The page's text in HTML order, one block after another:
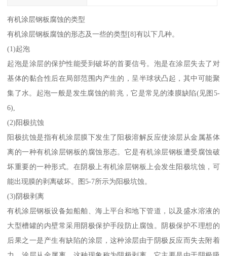
有机涂层钢板腐蚀的类型
有机涂层钢板腐蚀的形态及一些的类型[8]有以下几种。
(1)起泡
起泡是涂层的保护性能受到破坏的首要信号。泡是在涂层失去了对
基体的黏合性后在局部范围内产生的，呈半球状凸起，其中可能聚
集了水。起泡一般是发生腐蚀的前兆，它是常见的漆膜缺陷(见图5-
6),
(2)阳极抗蚀
阳极抗蚀是指有机涂层膜下发生了阳极溶解反应使涂层从金属基体
离的一种有机涂层钢板的腐蚀形态。它是有机涂层钢板遭受腐蚀破
坏重要的一种形式。在阴极上有机涂层钢板上会发生阳极坑蚀，可
能出现膜的剥离破坏。图5-7所示为阳极坑蚀。
(3)阴极剥离
有机涂层钢板设备如船舶、海上平台和地下管道，以及盛水溶液的
大型槽罐的内壁常采用阴极保护手段防止腐蚀。阴极保护不理想的
后果之一是产生有缺陷的涂层，这种涂层由于阴极反应而失去附着